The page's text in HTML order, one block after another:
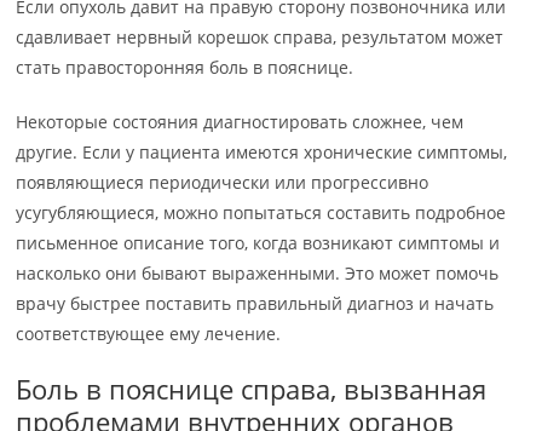
Если опухоль давит на правую сторону позвоночника или
сдавливает нервный корешок справа, результатом может
стать правосторонняя боль в пояснице.
Некоторые состояния диагностировать сложнее, чем
другие. Если у пациента имеются хронические симптомы,
появляющиеся периодически или прогрессивно
усугубляющиеся, можно попытаться составить подробное
письменное описание того, когда возникают симптомы и
насколько они бывают выраженными. Это может помочь
врачу быстрее поставить правильный диагноз и начать
соответствующее ему лечение.
Боль в пояснице справа, вызванная
проблемами внутренних органов